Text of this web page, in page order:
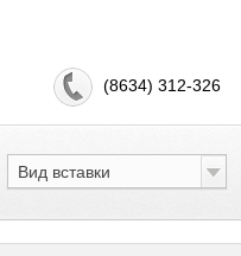
(8634) 312-326
Вид вставки